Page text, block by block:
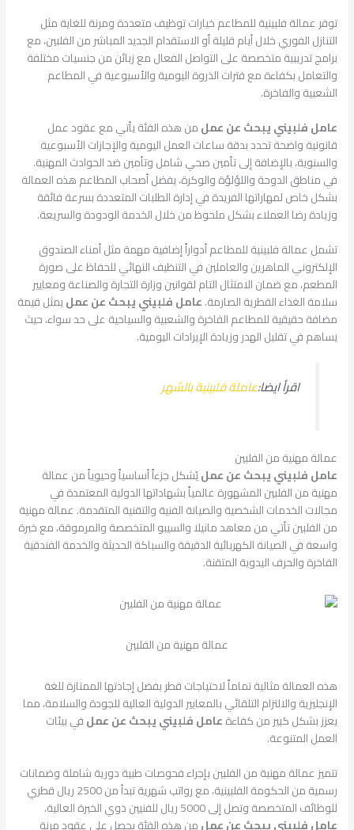
توفر عمالة فلبينية للمطاعم خيارات توظيف متعددة ومرنة للغاية مثل
التنازل الفوري خلال أيام قليلة أو الاستقدام الجديد المباشر من الفلبين، مع
برامج تدريبية متخصصة على التواصل الفعال مع زبائن من جنسيات مختلفة
والتعامل بكفاءة مع فترات الذروة اليومية والأسبوعية في المطاعم
الشعبية والفاخرة.
عامل فلبيني يبحث عن عملمن هذه الفئة يأتي مع عقود عمل
قانونية واضحة تحدد بدقة ساعات العمل اليومية والإجازات الأسبوعية
والسنوية، بالإضافة إلى تأمين صحي شامل وتأمين ضد الحوادث المهنية.
في مناطق الدوحة واللؤلؤة والوكرة، يفضل أصحاب المطاعم هذه العمالة
بشكل خاص لمهاراتها الفريدة في إدارة الطلبات المتعددة بسرعة فائقة
وزيادة رضا العملاء بشكل ملحوظ من خلال الخدمة الودودة والسريعة.
تشمل عمالة فلبينية للمطاعم أدواراً إضافية مهمة مثل أمناء الصندوق
الإلكتروني الماهرين والعاملين في التنظيف النهائي للحفاظ على صورة
المطعم، مع ضمان الامتثال التام لقوانين وزارة التجارة والصناعة ومعايير
سلامة الغذاء القطرية الصارمة.عامل فلبيني يبحث عن عمليمثل قيمة
مضافة حقيقية للمطاعم الفاخرة والشعبية والسياحية على حد سواء، حيث
يساهم في تقليل الهدر وزيادة الإيرادات اليومية.
اقرأ ايضا:عاملة فلبينية بالشهر
عمالة مهنية من الفلبين
عامل فلبيني يبحث عن عمليُشكل جزءاً أساسياً وحيوياً من عمالة
مهنية من الفلبين المشهورة عالمياً بشهاداتها الدولية المعتمدة في
مجالات الخدمات الشخصية والصيانة الفنية والتقنية المتقدمة. عمالة مهنية
من الفلبين تأتي من معاهد مانيلا والسيبو المتخصصة والمرموقة، مع خبرة
واسعة في الصيانة الكهربائية الدقيقة والسباكة الحديثة والخدمة الفندقية
الفاخرة والحرف اليدوية المتقنة.
عمالة مهنية من الفلبين
هذه العمالة مثالية تماماً لاحتياجات قطر بفضل إجادتها الممتازة للغة
الإنجليزية والالتزام التلقائي بالمعايير الدولية العالية للجودة والسلامة، مما
يعزز بشكل كبير من كفاءةعامل فلبيني يبحث عن عملفي بيئات
العمل المتنوعة.
تتميز عمالة مهنية من الفلبين بإجراء فحوصات طبية دورية شاملة وضمانات
رسمية من الحكومة الفلبينية، مع رواتب شهرية تبدأ من 2500 ريال قطري
للوظائف المتخصصة وتصل إلى 5000 ريال للفنيين ذوي الخبرة العالية.
عامل فلبيني يبحث عن عملمن هذه الفئة يحصل على عقود مرنة